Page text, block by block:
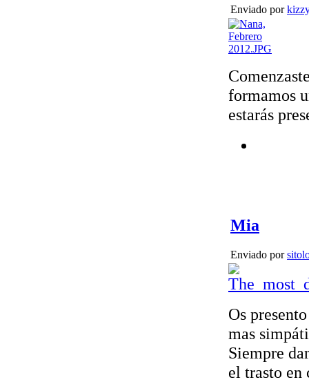
Enviado por
formamos
estarás
Mia
Enviado por
Os
mas
Siempre
el trasto en